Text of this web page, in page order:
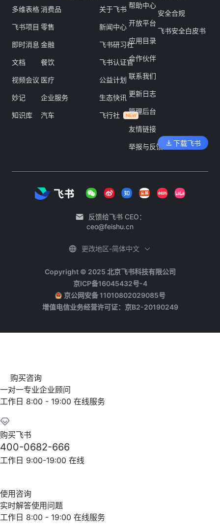
多维表格
飞书项目
即时消息
文档
视频会议
妙记
知识库
消费品
零售
金融
餐饮
医疗
企业服务
汽车
关于飞书
新闻中心
飞书研习社
飞书认证官
公益计划
生态快讯
飞行社
帮助中心
开放平台
应用目录
合作伙伴
联系我们
更新日志
管理后台
友情链接
举报与反馈
安全合规
飞书安全白皮书
下载飞书
反馈给飞书 CEO：
ceo@feishu.cn
Copyright © 2025 北京飞书科技有限公司
京ICP备16045432号-4
京公网安备 11010802029085号
增值电信业务经营许可证：京B2-20190249
更改地区-简体中文
购买咨询
一对一专业企业顾问
工作日 8:00 - 19:00 在线服务
购买飞书
400-0682-666
工作日 9:00-19:00 在线
使用咨询
实时解答使用问题
工作日 8:00 - 19:00 在线服务